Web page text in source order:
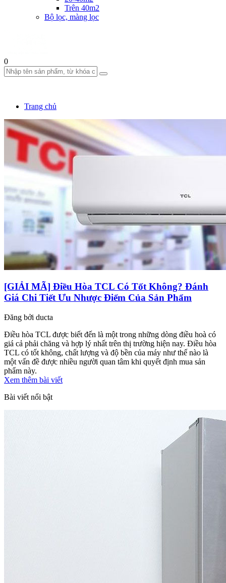
Trên 40m2
Bộ lọc, màng lọc
0
Trang chủ
[GIẢI MÃ] Điều Hòa TCL Có Tốt Không? Đánh
Giá Chi Tiết Ưu Nhược Điểm Của Sản Phẩm
Đăng bởi ducta
Điều hòa TCL được biết đến là một trong những dòng điều hoà có
giá cả phải chăng và hợp lý nhất trên thị trường hiện nay. Điều hòa
TCL có tốt không, chất lượng và độ bền của máy như thế nào là
một vấn đề được nhiều người quan tâm khi quyết định mua sản
phẩm này.
Xem thêm bài viết
Bài viết nổi bật